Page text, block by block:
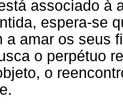
associado à
espera-se
a amar os seus
o perpétuo
o